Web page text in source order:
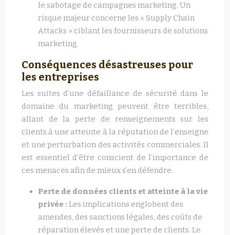
le sabotage de campagnes marketing. Un
risque majeur concerne les « Supply Chain
Attacks » ciblant les fournisseurs de solutions
marketing.
Conséquences désastreuses pour
les entreprises
Les suites d’une défaillance de sécurité dans le
domaine du marketing peuvent être terribles,
allant de la perte de renseignements sur les
clients à une atteinte à la réputation de l’enseigne
et une perturbation des activités commerciales. Il
est essentiel d’être conscient de l’importance de
ces menaces afin de mieux s’en défendre.
Perte de données clients et atteinte à la vie
privée : Les implications englobent des
amendes, des sanctions légales, des coûts de
réparation élevés et une perte de clients. Le